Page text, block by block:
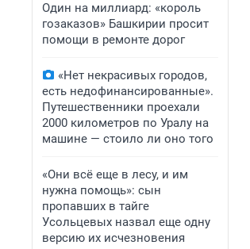
Один на миллиард: «король
гозаказов» Башкирии просит
помощи в ремонте дорог
«Нет некрасивых городов,
есть недофинансированные».
Путешественники проехали
2000 километров по Уралу на
машине — стоило ли оно того
«Они всё еще в лесу, и им
нужна помощь»: сын
пропавших в тайге
Усольцевых назвал еще одну
версию их исчезновения